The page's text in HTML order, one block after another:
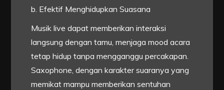
b. Efektif Menghidupkan Suasana
Musik live dapat memberikan interaksi
langsung dengan tamu, menjaga mood acara
tetap hidup tanpa mengganggu percakapan.
Saxophone, dengan karakter suaranya yang
memikat mampu memberikan sentuhan